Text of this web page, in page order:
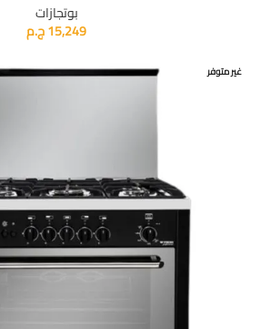
بوتجازات
15,249ج.م
غير متوفر